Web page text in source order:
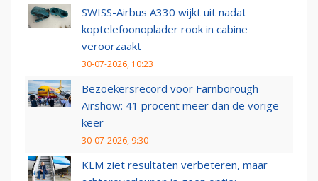
SWISS-Airbus A330 wijkt uit nadat
koptelefoonoplader rook in cabine
veroorzaakt
30-07-2026, 10:23
Bezoekersrecord voor Farnborough
Airshow: 41 procent meer dan de vorige
keer
30-07-2026, 9:30
KLM ziet resultaten verbeteren, maar